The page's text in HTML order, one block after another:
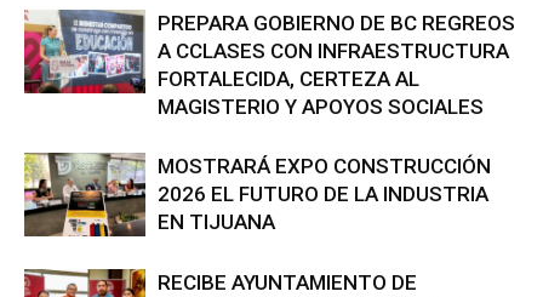
PREPARA GOBIERNO DE BC REGREOS
A CCLASES CON INFRAESTRUCTURA
FORTALECIDA, CERTEZA AL
MAGISTERIO Y APOYOS SOCIALES
MOSTRARÁ EXPO CONSTRUCCIÓN
2026 EL FUTURO DE LA INDUSTRIA
EN TIJUANA
RECIBE AYUNTAMIENTO DE